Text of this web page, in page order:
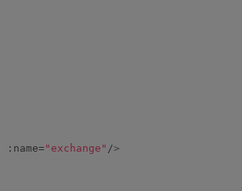
:name= "exchange" />